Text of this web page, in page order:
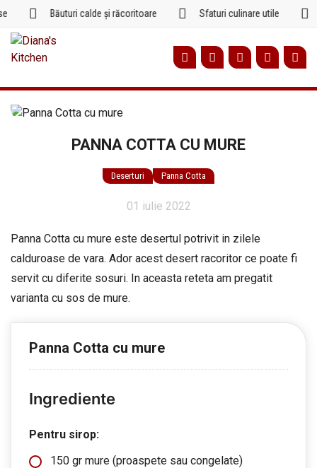
conținut
Băuturi calde și răcoritoare Sfaturi culinare utile
PANNA COTTA CU MURE
Deserturi Panna Cotta
01 iulie 2022
Panna Cotta cu mure este desertul potrivit in zilele
calduroase de vara. Ador acest desert racoritor ce poate fi
servit cu diferite sosuri. In aceasta reteta am pregatit
varianta cu sos de mure.
Panna Cotta cu mure
Ingrediente
Pentru sirop:
150 gr mure (proaspete sau congelate)